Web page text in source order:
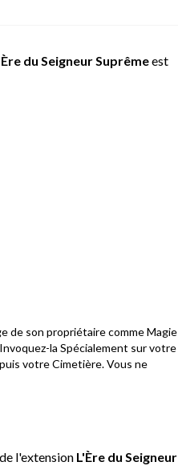
du Seigneur Suprêmeest
de son propriétaire comme Magie
la Spécialement sur votre
votre Cimetière. Vous ne
l'extension L'Ère du Seigneur